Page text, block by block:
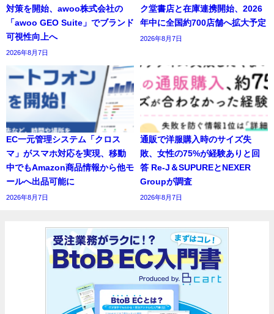
対策を開始、awoo株式会社の
「awoo GEO Suite」でブランド
可視性向上へ
2026年8月7日
ク堂書店と在庫連携開始、2026
年中に全国約700店舗へ拡大予定
2026年8月7日
EC一元管理システム「クロス
マ」がスマホ対応を実現、移動
中でもAmazon商品情報から他モ
ールへ出品可能に
2026年8月7日
通販で洋服購入時のサイズ失
敗、女性の75%が経験ありと回
答 Re-J＆SUPUREとNEXER
Groupが調査
2026年8月7日